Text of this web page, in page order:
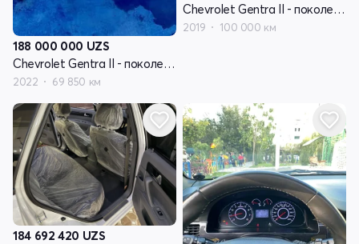
188 000 000 UZS
Chevrolet Gentra II - поколение
2022 69 850 км
Chevrolet Gentra II - поколение
2019 100 000 км
184 692 420 UZS